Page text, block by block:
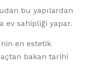
bu yapılardan
ev sahipliği yapar.
en estetik
bakan tarihi